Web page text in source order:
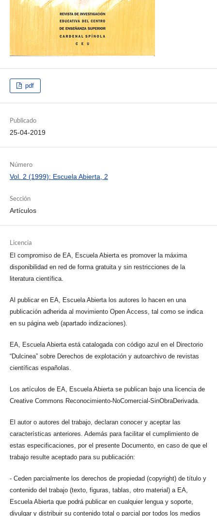
pdf
Publicado
25-04-2019
Número
Vol. 2 (1999): Escuela Abierta, 2
Sección
Artículos
Licencia
El compromiso de EA, Escuela Abierta es promover la máxima
disponibilidad en red de forma gratuita y sin restricciones de la
literatura científica.
Al publicar en EA, Escuela Abierta los autores lo hacen en una
publicación adherida al movimiento Open Access, tal como se indica
en su página web (apartado indizaciones).
EA, Escuela Abierta está catalogada con código azul en el Directorio
“Dulcinea” sobre Derechos de explotación y autoarchivo de revistas
científicas españolas.
Los artículos de EA, Escuela Abierta se publican bajo una licencia de
Creative Commons Reconocimiento-NoComercial-SinObraDerivada.
El autor o autores del trabajo, declaran conocer y aceptar las
características anteriores. Además para facilitar el cumplimiento de
estas especificaciones, por el presente Documento, en caso de que el
trabajo resulte aceptado para su publicación:
- Ceden parcialmente los derechos de propiedad (copyright) de título y
contenido del trabajo (texto, figuras, tablas, otro material) a EA,
Escuela Abierta que podrá publicar en cualquier lengua y soporte,
divulgar y distribuir su contenido total o parcial por todos los medios